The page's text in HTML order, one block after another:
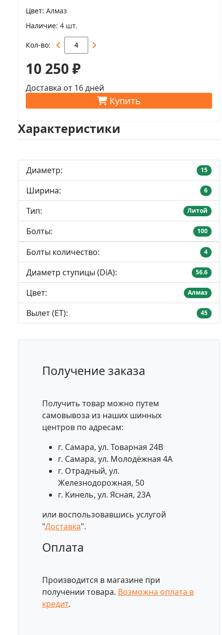
Цвет Алмаз
Наличие 4 шт.
Кол-во
10 250 ₽
Доставка от 16 дней
Купить
Характеристики
Диаметр: 15
Ширина: 6
Тип: Литой
Болты: 100
Болты количество: 4
Диаметр ступицы (DiA): 56.6
Цвет: Алмаз
Вылет (ET): 45
Получение заказа
Получить товар можно путем
самовывоза из наших шинных
центров по адресам:
г. Самара, ул. Товарная 24В
г. Самара, ул. Молодёжная 4А
г. Отрадный, ул.
Железнодорожная, 50
г. Кинель, ул. Ясная, 23А
или воспользовавшись услугой
"Доставка".
Оплата
Производится в магазине при
получении товара. Возможна оплата в
кредит.